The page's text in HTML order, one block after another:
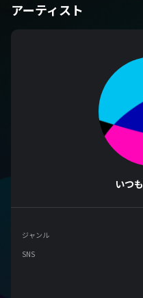
アーティスト
いつ
ジャンル
SNS